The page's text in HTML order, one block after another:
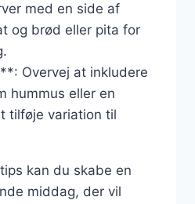
med en side af
og brød eller pita for
Overvej at inkludere
hummus eller en
tilføje variation til
kan du skabe en
middag, der vil